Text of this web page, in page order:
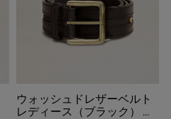
ウォッシュドレザーベルト
レディース（ブラック） ゴ